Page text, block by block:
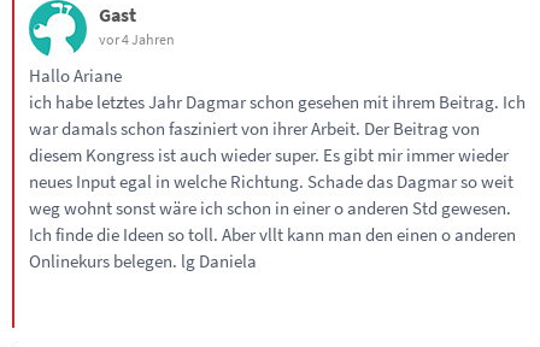
Gast
vor 4 Jahren
Hallo Ariane
ich habe letztes Jahr Dagmar schon gesehen mit ihrem Beitrag. Ich
war damals schon fasziniert von ihrer Arbeit. Der Beitrag von
diesem Kongress ist auch wieder super. Es gibt mir immer wieder
neues Input egal in welche Richtung. Schade das Dagmar so weit
weg wohnt sonst wäre ich schon in einer o anderen Std gewesen.
Ich finde die Ideen so toll. Aber vllt kann man den einen o anderen
Onlinekurs belegen. lg Daniela